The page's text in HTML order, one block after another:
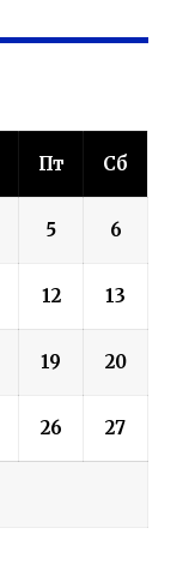
Пт Сб
5 6
12 13
19 20
26 27